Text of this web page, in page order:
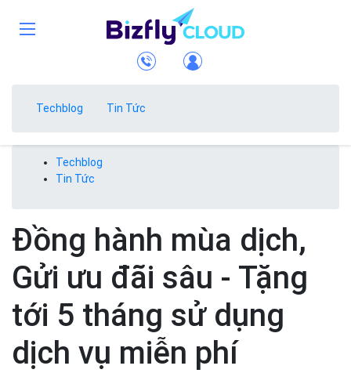
Techblog Tin Tức
Techblog
Tin Tức
Đồng hành mùa dịch,
Gửi ưu đãi sâu - Tặng
tới 5 tháng sử dụng
dịch vụ miễn phí